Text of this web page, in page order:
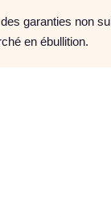
garanties non
en ébullition.